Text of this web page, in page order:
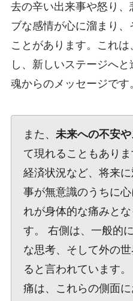
去の辛い出来事や怒り
ブな感情が心に溜まり
ことがあります。これ
し、新しいステージへ
魂からのメッセージです
また、 未来への不安
て現れることもありま
経済状況など、将来
事が無意識のうちに
れが身体的な痛みと
す。 右側は、一般的
な思考、そして外の
ると言われています
痛は、これらの側面